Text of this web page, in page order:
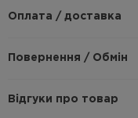
Оплата / доставка
Повернення / Обмін
Відгуки про товар